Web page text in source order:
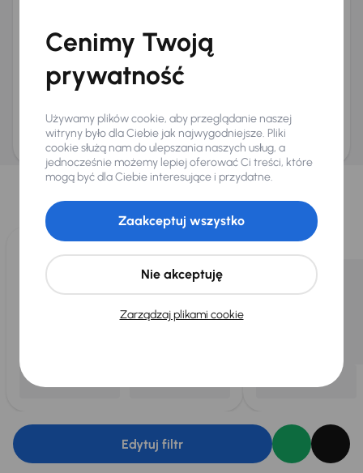
Na numer telefonu (opcjonalnie)
Wyślij zapytanie
ani zagwarantowaną dostępnością pojazdu. AURES Holdings a.s., z siedzibą
Dopraváků 874/15, Čimice, 184 00 Praga 8, będzie przechowywać i przetwarzać
Twoje dane osobowe zgodnie z zasadami ochrony i przetwarzaniadanych
osobowych
Wybraliśmy dla Ciebie
Wybieramy dla Ciebienajlepsze pojazdyz naszej oferty. Kupimy
dla Ciebiedo 400 pojazdówkażdego dnia.
Edytuj filtr
Cenimy Twoją
prywatność
Używamy plików cookie, aby przeglądanie naszej
witryny było dla Ciebie jak najwygodniejsze. Pliki
cookie służą nam do ulepszania naszych usług, a
jednocześnie możemy lepiej oferować Ci treści, które
mogą być dla Ciebie interesujące i przydatne.
Zarządzaj plikami cookie
Nie akceptuję
Zaakceptuj wszystko